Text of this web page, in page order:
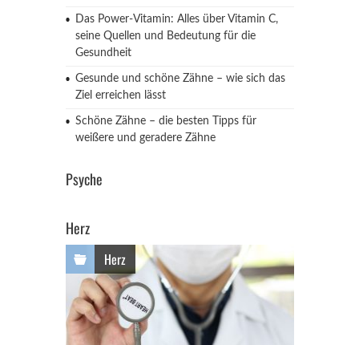
Das Power-Vitamin: Alles über Vitamin C,
seine Quellen und Bedeutung für die
Gesundheit
Gesunde und schöne Zähne – wie sich das
Ziel erreichen lässt
Schöne Zähne – die besten Tipps für
weißere und geradere Zähne
Psyche
Herz
Herz